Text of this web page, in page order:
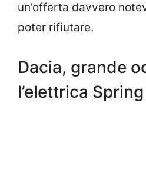
un’offerta davvero
poter rifiutare.
Dacia, grande
l’elettrica Spring